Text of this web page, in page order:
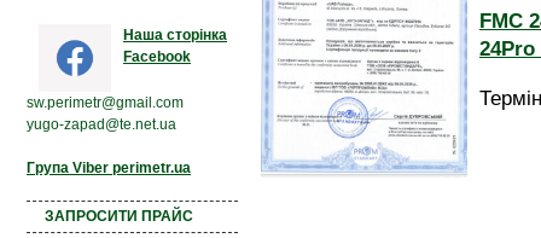
Наша сторінка
Facebook
sw.perimetr@gmail.com
yugo-zapad@te.net.ua
Група Viber perimetr.ua
ЗАПРОСИТИ ПРАЙС
FMC